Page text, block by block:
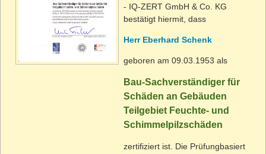
- IQ-ZERT GmbH & Co. KG
bestätigt hiermit, dass
Herr Eberhard Schenk
geboren am 09.03.1953 als
Bau-Sachverständiger für
Schäden an Gebäuden
Teilgebiet Feuchte- und
Schimmelpilzschäden
zertifiziert ist. Die Prüfungbasiert